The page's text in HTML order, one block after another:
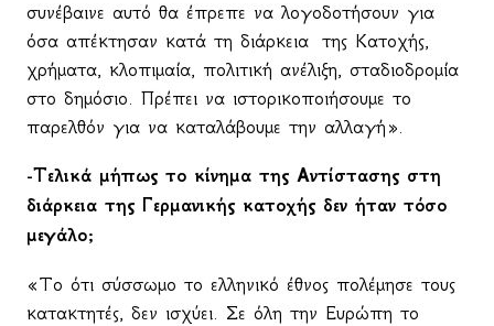
συνέβαινε αυτό θα έπρεπε να λογοδοτήσουν για
όσα απέκτησαν κατά τη διάρκεια της Κατοχής,
χρήματα, κλοπιμαία, πολιτική ανέλιξη, σταδιοδρομία
στο δημόσιο. Πρέπει να ιστορικοποιήσουμε το
παρελθόν για να καταλάβουμε την αλλαγή».
-Τελικά μήπως το κίνημα της Αντίστασης στη
διάρκεια της Γερμανικής κατοχής δεν ήταν τόσο
μεγάλο;
«Το ότι σύσσωμο το ελληνικό έθνος πολέμησε τους
κατακτητές, δεν ισχύει. Σε όλη την Ευρώπη το